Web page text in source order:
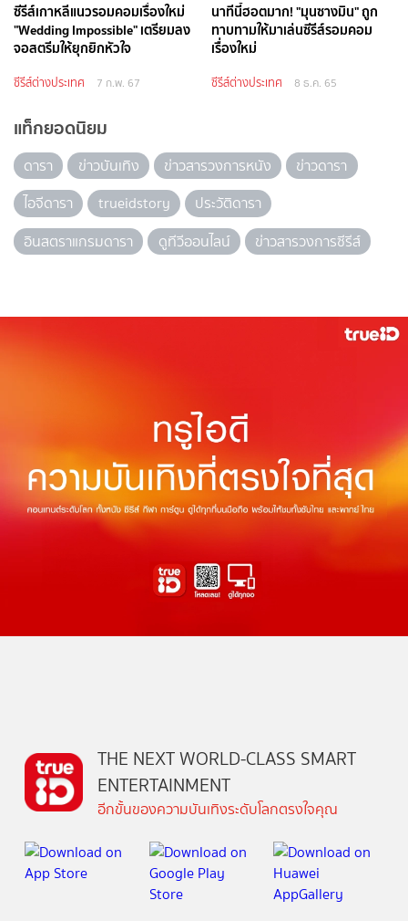
ซีรีส์เกาหลีแนวรอมคอมเรื่องใหม่
"Wedding Impossible" เตรียมลง
จอสตรีมให้ยุกยิกหัวใจ
ซีรีส์ต่างประเทศ 7 ก.พ. 67
นาทีนี้ฮอตมาก! "มุนซางมิน" ถูก
ทาบทามให้มาเล่นซีรีส์รอมคอม
เรื่องใหม่
ซีรีส์ต่างประเทศ 8 ธ.ค. 65
แท็กยอดนิยม
ดารา ข่าวบันเทิง ข่าวสารวงการหนัง
ข่าวดารา
ไอจีดารา
trueidstory
ประวัติดารา
อินสตราแกรมดารา
ดูทีวีออนไลน์ ข่าวสารวงการซีรีส์
THE NEXT WORLD-CLASS SMART
ENTERTAINMENT
อีกขั้นของความบันเทิงระดับโลกตรงใจคุณ